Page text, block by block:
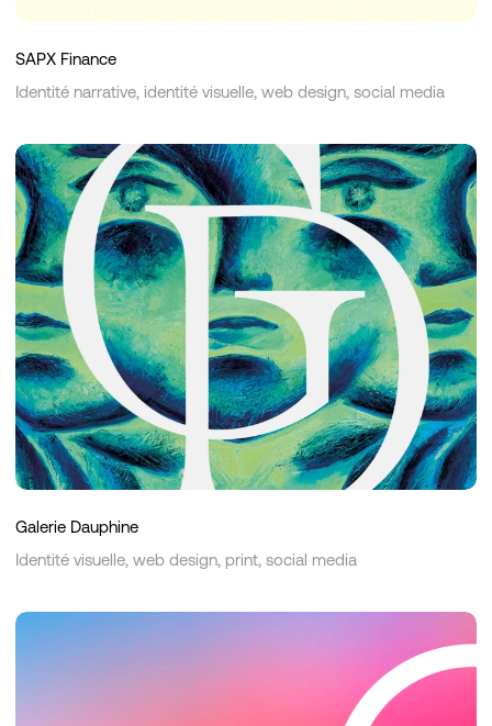
SAPX Finance
Identité narrative, identité visuelle, web design, social media
Galerie
Dauphine
Galerie Dauphine
Identité visuelle, web design, print, social media
Flevium